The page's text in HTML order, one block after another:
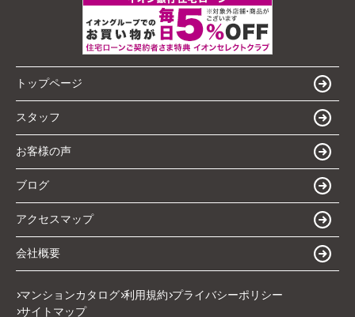
トップページ
スタッフ
お客様の声
ブログ
アクセスマップ
会社概要
マンションカタログ 利用規約 プライバシーポリシー
サイトマップ